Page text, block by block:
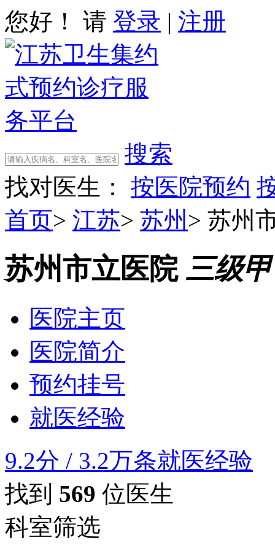
您好！ 请 登录 | 注册
搜索
找对医生：
按医院预约
首页> 江苏> 苏州 > 苏州
苏州市立医院 三级
医院主页
医院简介
预约挂号
就医经验
9.2分 / 3.2万条就医经验
找到 569 位医生
科室筛选